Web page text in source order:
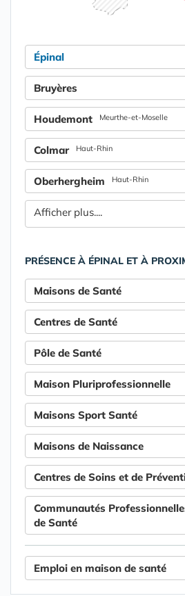
Épinal
Bruyères
Houdemont Meurthe-et-Moselle
Colmar Haut-Rhin
Oberhergheim Haut-Rhin
Afficher plus....
PRÉSENCE À ÉPINAL ET À
Maisons de Santé
Centres de Santé
Pôle de Santé
Maison Pluriprofessionnelle
Maisons Sport Santé
Maisons de Naissance
Centres de Soins et de
Communautés
de Santé
Emploi en maison de santé